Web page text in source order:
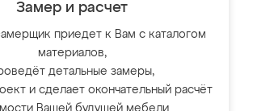
Замер и расчет
приедет к Вам с каталогом
материалов,
детальные замеры,
и сделает окончательный расчёт
Вашей будущей мебели.